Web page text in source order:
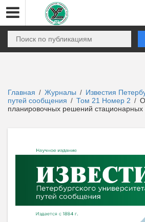
Главная / Журналы / Известия
путей сообщения / Том 21 Номер 2 /
планировочных решений стационарных